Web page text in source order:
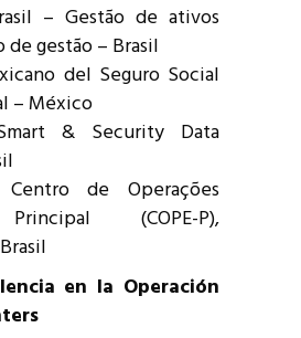
– Gestão de ativos
gestão – Brasil
del Seguro Social
– México
& Security Data
de Operações
(COPE-P),
en la Operación